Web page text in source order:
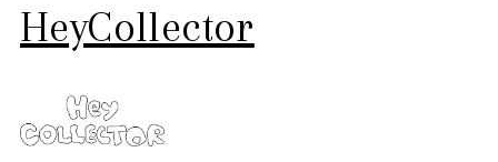
HeyCollector